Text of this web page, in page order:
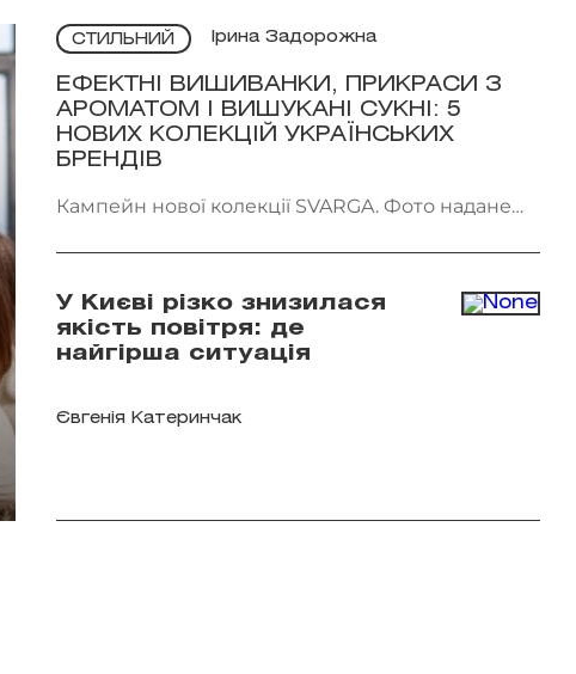
СТИЛЬНИЙ Ірина Задорожна
ЕФЕКТНІ ВИШИВАНКИ, ПРИКРАСИ З
АРОМАТОМ І ВИШУКАНІ СУКНІ: 5
НОВИХ КОЛЕКЦІЙ УКРАЇНСЬКИХ
БРЕНДІВ
Кампейн нової колекції SVARGA. Фото надане
У Києві різко знизилася
якість повітря: де
найгірша ситуація
Євгенія Катеринчак